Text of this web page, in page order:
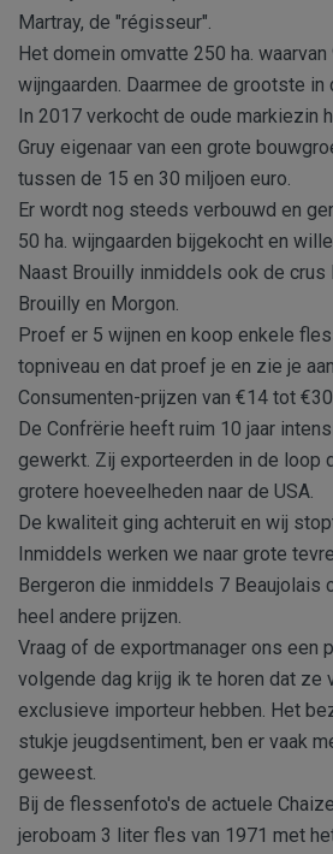
Martray, de "régisseur".
Het domein omvatte 250 ha.
wijngaarden. Daarmee de grootste in
In 2017 verkocht de oude markiezin
Gruy eigenaar van een grote
tussen de 15 en 30 miljoen euro.
Er wordt nog steeds verbouwd en
50 ha. wijngaarden bijgekocht en
Naast Brouilly inmiddels ook de crus
Brouilly en Morgon.
Proef er 5 wijnen en koop enkele
topniveau en dat proef je en zie je
Consumenten-prijzen van €14 tot €30.
De Confrërie heeft ruim 10 jaar
gewerkt. Zij exporteerden in de loop
grotere hoeveelheden naar de USA.
De kwaliteit ging achteruit en wij
Inmiddels werken we naar grote
Bergeron die inmiddels 7 Beaujolais
heel andere prijzen.
Vraag of de exportmanager ons een
volgende dag krijg ik te horen dat ze
exclusieve importeur hebben. Het
stukje jeugdsentiment, ben er vaak
geweest.
Bij de flessenfoto's de actuele
jeroboam 3 liter fles van 1971 met